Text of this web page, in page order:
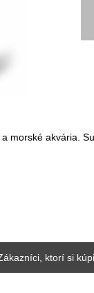
morské akvária.
ktorí si